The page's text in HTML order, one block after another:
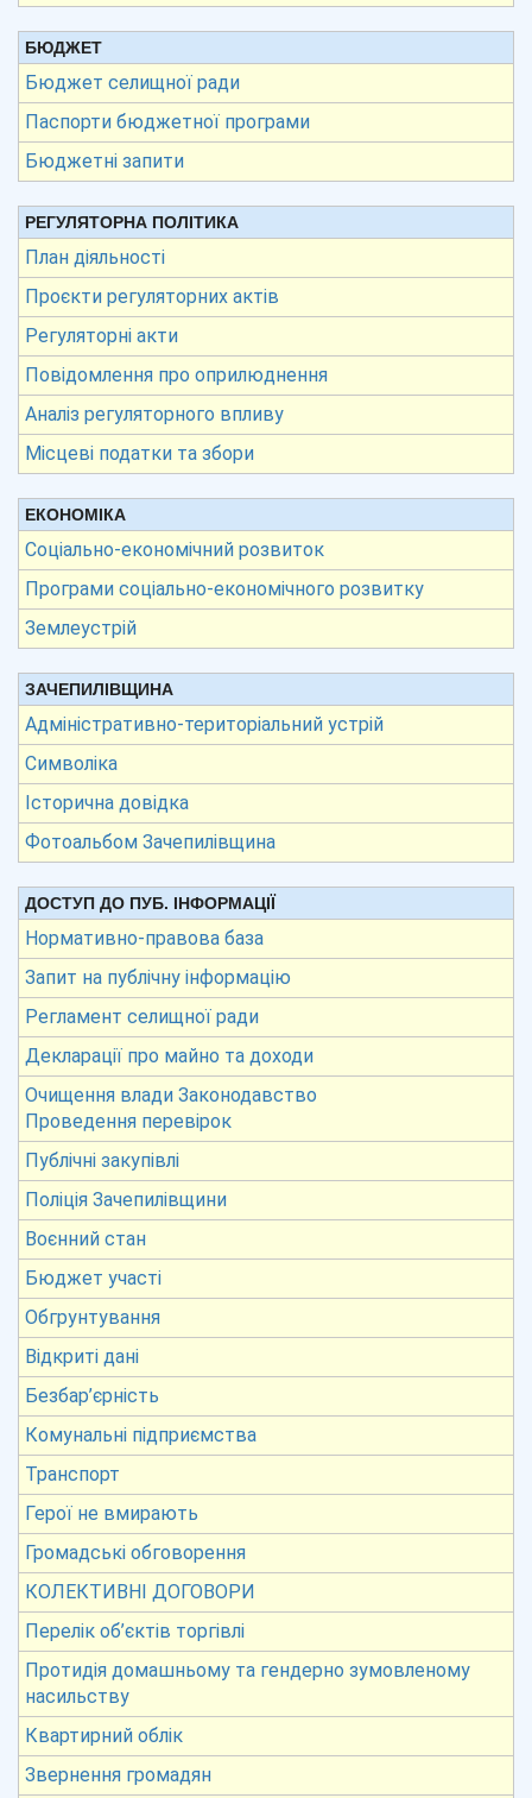
БЮДЖЕТ
Бюджет селищної ради
Паспорти бюджетної програми
Бюджетні запити
РЕГУЛЯТОРНА ПОЛІТИКА
План діяльності
Проєкти регуляторних актів
Регуляторні акти
Повідомлення про оприлюднення
Аналіз регуляторного впливу
Місцеві податки та збори
ЕКОНОМІКА
Соціально-економічний розвиток
Програми соціально-економічного розвитку
Землеустрій
ЗАЧЕПИЛІВЩИНА
Адміністративно-територіальний устрій
Символіка
Історична довідка
Фотоальбом Зачепилівщина
ДОСТУП ДО ПУБ. ІНФОРМАЦІЇ
Нормативно-правова база
Запит на публічну інформацію
Регламент селищної ради
Декларації про майно та доходи
Очищення влади Законодавство
Проведення перевірок
Публічні закупівлі
Поліція Зачепилівщини
Воєнний стан
Бюджет участі
Обгрунтування
Відкриті дані
Безбар’єрність
Комунальні підприємства
Транспорт
Герої не вмирають
Громадські обговорення
КОЛЕКТИВНІ ДОГОВОРИ
Перелік об’єктів торгівлі
Протидія домашньому та гендерно зумовленому
насильству
Квартирний облік
Звернення громадян